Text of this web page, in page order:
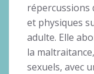
répercussions
et physiques
adulte. Elle
la
sexuels, avec